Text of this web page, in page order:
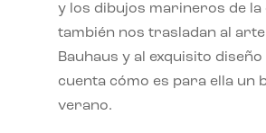
y los dibujos marineros de la
también nos trasladan al
Bauhaus y al exquisito diseño
cuenta cómo es para ella un
verano.